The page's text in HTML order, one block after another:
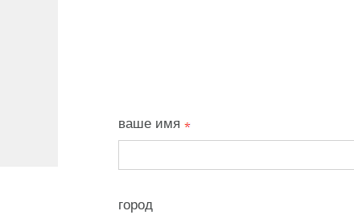
ваше имя
город